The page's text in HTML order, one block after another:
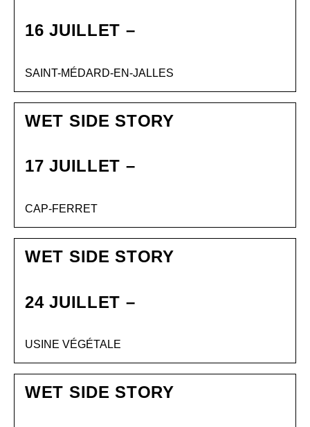
16 JUILLET –
SAINT-MÉDARD-EN-JALLES
WET SIDE STORY
17 JUILLET –
CAP-FERRET
WET SIDE STORY
24 JUILLET –
USINE VÉGÉTALE
WET SIDE STORY